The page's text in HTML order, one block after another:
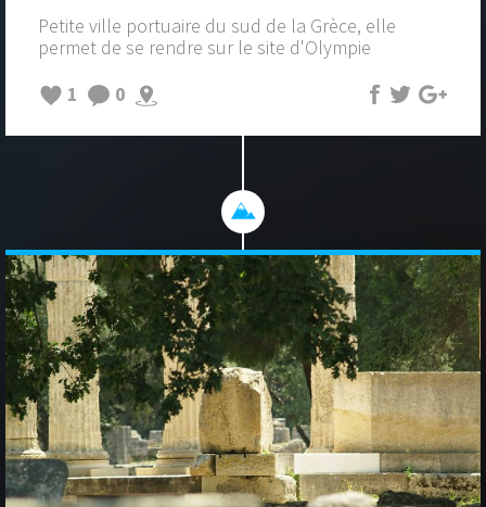
Petite ville portuaire du sud de la Grèce, elle
permet de se rendre sur le site d'Olympie
1
0